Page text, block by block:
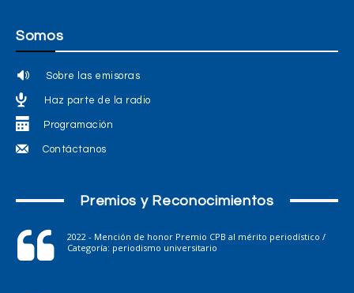
Somos
Sobre las emisoras
Haz parte de la radio
Programación
Contáctanos
Premios y Reconocimientos
2022 - Mención de honor Premio CPB al mérito periodístico /
Categoría: periodismo universitario